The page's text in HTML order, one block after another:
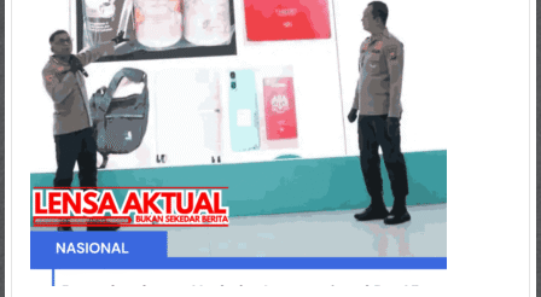
Curi
Kambing
Tengah
Malam,
Langsung
Diseret
Warga
ke
Polsek